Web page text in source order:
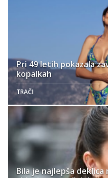
Pri 49 letih pokazala
kopalkah
TRAČI
Bila je najlepša